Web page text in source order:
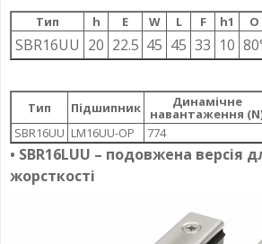
Тип h E W L F h1 О
SBR16UU 20 22.5 45 45 33 10
Тип Підшипник Динамічне
навантаження
SBR16UU LM16UU-OP 774
• SBR16LUU – подовжена версія
жорсткості